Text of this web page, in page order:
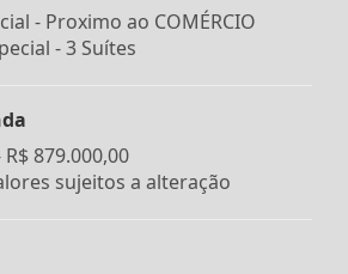
- Proximo ao COMÉRCIO
- 3 Suítes
R$ 879.000,00
sujeitos a alteração